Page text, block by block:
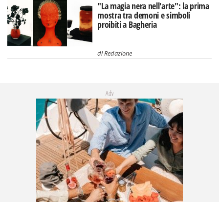
"La magia nera nell'arte": la prima
mostra tra demoni e simboli
proibiti a Bagheria
diRedazione
Adv